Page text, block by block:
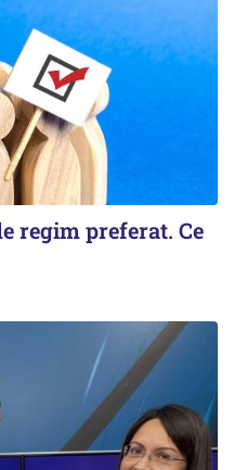
regim preferat. Ce